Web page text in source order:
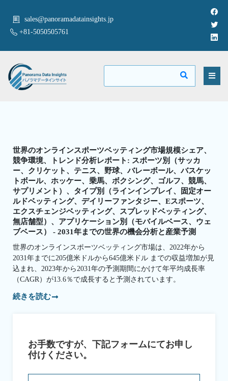
sales@panoramadatainsights.jp
+81-5050505761
世界のオンラインスポーツベッティング市場規模シェア、
競争環境、トレンド分析レポート: スポーツ別（サッカ
ー、クリケット、テニス、野球、バレーボール、バスケッ
トボール、ホッケー、乗馬、ボクシング、ゴルフ、競馬、
サプリメント）、タイプ別（ラインインプレイ、固定オー
ルドベッティング、デイリーファンタジー、Eスポーツ、
エクスチェンジベッティング、スプレッドベッティング、
無店舗型）、アプリケーション別（モバイルベース、ウェ
ブベース） - 2031年までの世界の機会分析と産業予測
世界のオンラインスポーツベッティング市場は、2022年から
2031年までに205億米ドルから645億米ドル までの収益増加が見
込まれ、2023年から2031年の予測期間にかけて年平均成長率
（CAGR）が13.6％で成長すると予測されています。
続きを読む
お手数ですが、下記フォームにてお申し
付けください。